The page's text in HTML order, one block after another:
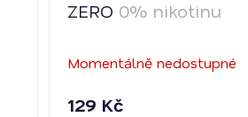
ZERO 0% nikotinu
Momentálně nedostupné
129 Kč